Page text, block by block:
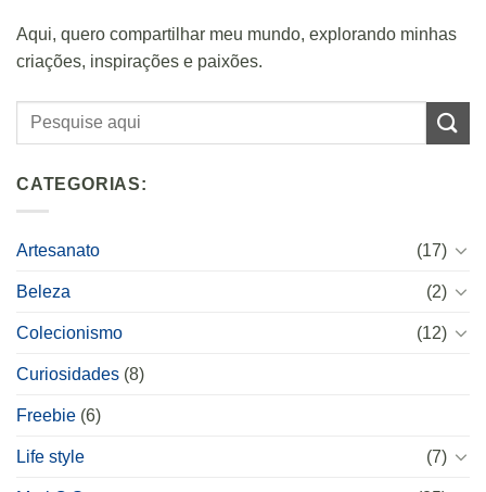
Aqui, quero compartilhar meu mundo, explorando minhas
criações, inspirações e paixões.
CATEGORIAS:
Artesanato (17)
Beleza (2)
Colecionismo (12)
Curiosidades (8)
Freebie (6)
Life style (7)